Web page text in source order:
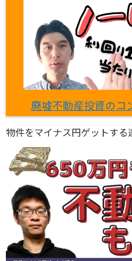
廃墟不動産投資のコ
物件をマイナス円ゲットす